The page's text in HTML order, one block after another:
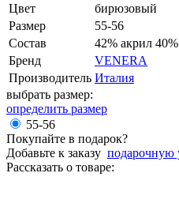
Цвет
бирюзовый
Размер
55-56
Состав
42% акрил
Бренд
VENERA
Производитель Италия
выбрать размер:
определить размер
55-56
Покупайте в подарок?
Добавьте к заказу подарочную
Рассказать о товаре: